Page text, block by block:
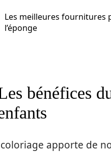
Les meilleures fournitures
l’éponge
bénéfices
apporte de